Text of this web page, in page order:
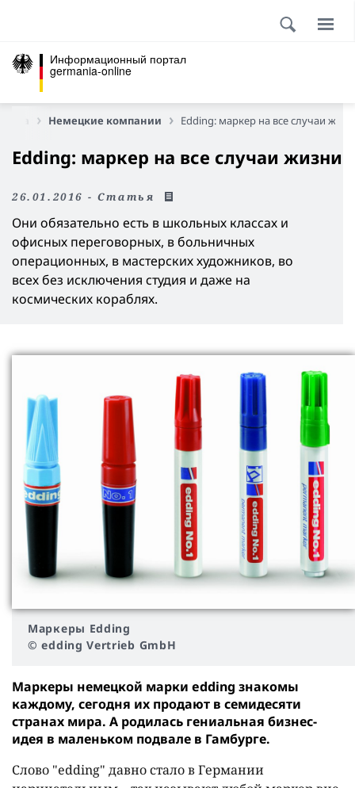
Информационный портал
germania-online
Немецкие компании Edding: маркер на все случаи
Edding: маркер на все случаи жизни
26.01.2016 - Статья
Они обязательно есть в школьных классах и
офисных переговорных, в больничных
операционных, в мастерских художников, во
всех без исключения студия и даже на
космических кораблях.
Маркеры Edding
© edding Vertrieb GmbH
Маркеры немецкой марки edding знакомы
каждому, сегодня их продают в семидесяти
странах мира. А родилась гениальная бизнес-
идея в маленьком подвале в Гамбурге.
Слово "edding" давно стало в Германии